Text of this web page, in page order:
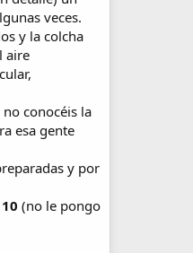
veces.
y la colcha
aire
conocéis la
esa gente
y por
(no le pongo